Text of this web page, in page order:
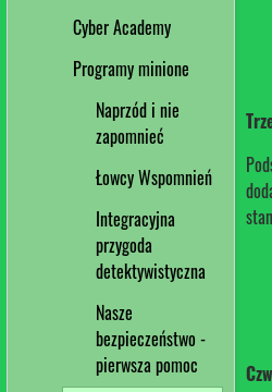
Cyber Academy
Programy minione
Naprzód i nie
zapomnieć
Łowcy Wspomnień
Integracyjna
przygoda
detektywistyczna
Nasze
bezpieczeństwo -
pierwsza pomoc